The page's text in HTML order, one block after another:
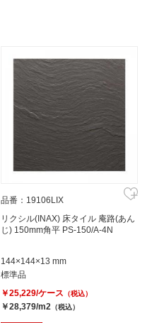
品番：19106LIX
リクシル(INAX) 床タイル 庵路(あん
じ) 150mm角平 PS-150/A-4N
144×144×13 mm
標準品
￥25,229/ケース （税込）
￥28,379/m2 （税込）